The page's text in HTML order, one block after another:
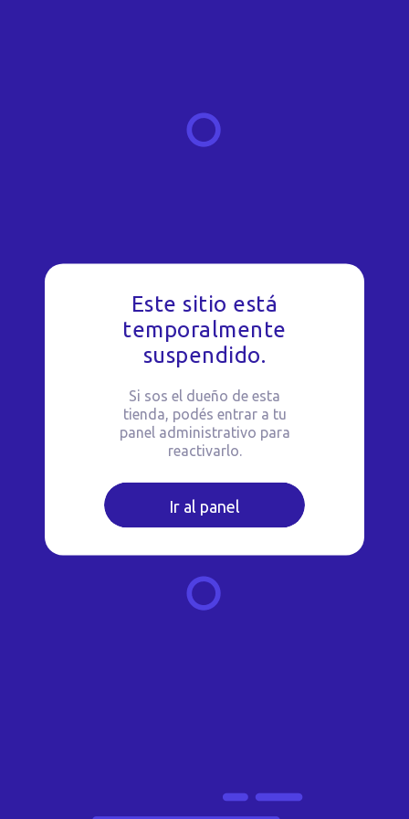
Este sitio está
temporalmente
suspendido.
Si sos el dueño de esta
tienda, podés entrar a tu
panel administrativo para
reactivarlo.
Ir al panel